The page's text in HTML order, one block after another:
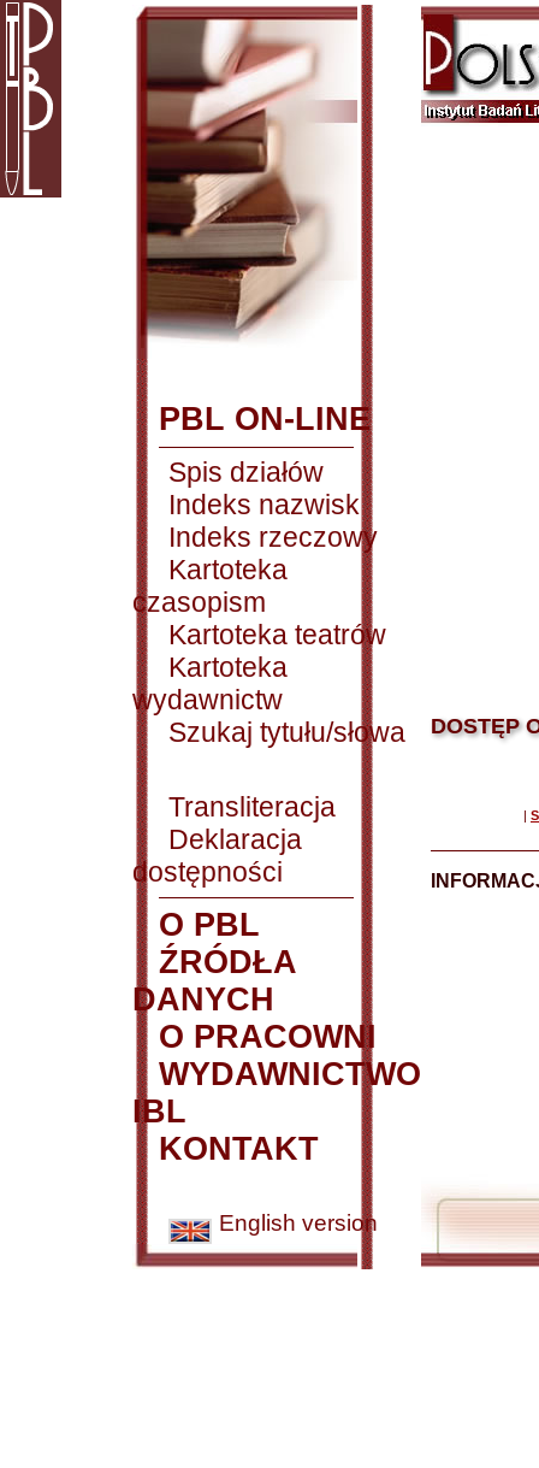
PBL ON-LINE
Spis działów
Indeks nazwisk
Indeks rzeczowy
Kartoteka
czasopism
Kartoteka teatrów
Kartoteka
wydawnictw
Szukaj tytułu/słowa
Transliteracja
Deklaracja
dostępności
O PBL
ŹRÓDŁA
DANYCH
O PRACOWNI
WYDAWNICTWO
IBL
KONTAKT
English version
DOSTĘP
|